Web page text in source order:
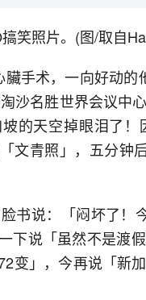
笑照片。(图/取自
手术，一向好动
沙名胜世界会议中
的天空掉眼泪了
文青照」，五分钟
书说：「闷坏了！
下说「虽然不是渡
变」，今再说「新